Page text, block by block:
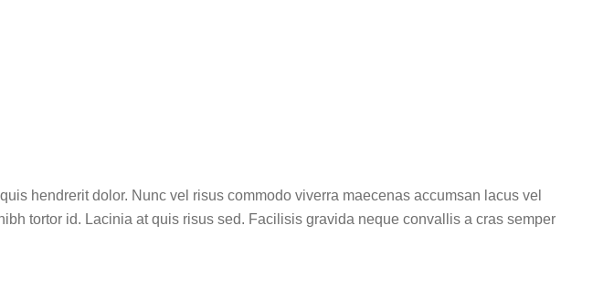
hendrerit dolor. Nunc vel risus commodo viverra maecenas accumsan lacus vel
tortor id. Lacinia at quis risus sed. Facilisis gravida neque convallis a cras semper